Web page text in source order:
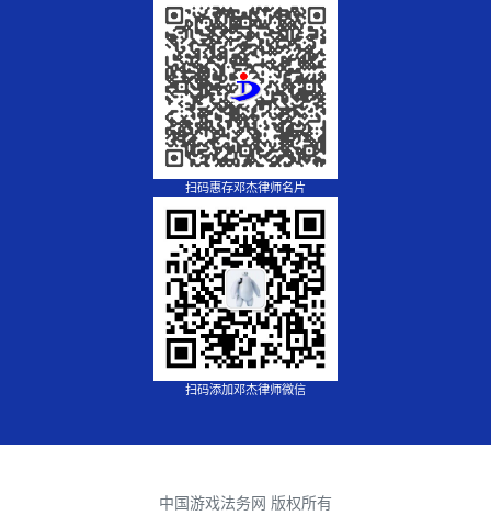
扫码惠存邓杰律师名片
扫码添加邓杰律师微信
中国游戏法务网 版权所有